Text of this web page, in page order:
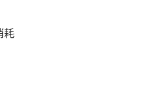
耗